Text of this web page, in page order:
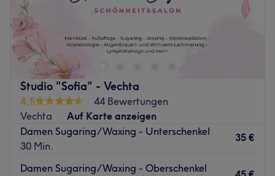
Studio "Sofia" - Vechta
4,5
44 Bewertungen
Vechta
Auf Karte anzeigen
Damen Sugaring/Waxing - Unterschenkel
30 Min.
35 €
Damen Sugaring/Waxing - Oberschenkel